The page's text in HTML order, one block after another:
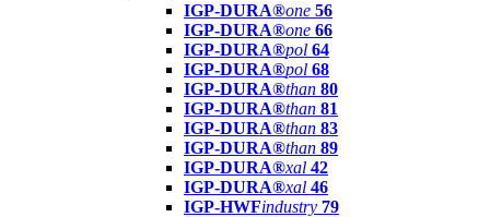
IGP-DURA®one 56
IGP-DURA®one 66
IGP-DURA®pol 64
IGP-DURA®pol 68
IGP-DURA®than 80
IGP-DURA®than 81
IGP-DURA®than 83
IGP-DURA®than 89
IGP-DURA®xal 42
IGP-DURA®xal 46
IGP-HWFindustry 79